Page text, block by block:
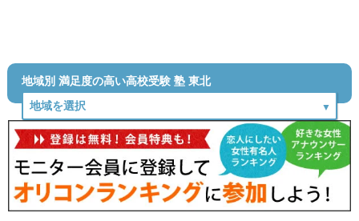
地域別 満足度の高い高校受験 塾 東北